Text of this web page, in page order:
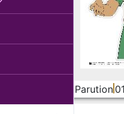
Parution